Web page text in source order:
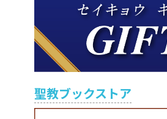
聖教ブックストア